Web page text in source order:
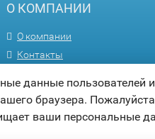
О КОМПАНИИ
О компании
Контакты
данные пользователей
браузера.
ваши персональные